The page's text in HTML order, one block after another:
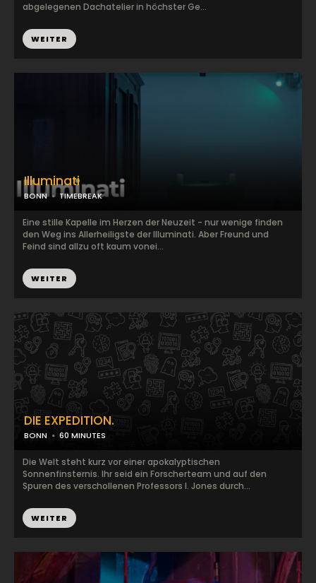
abgelegenen Dachatelier in höchster Ge...
WEITER
DIE EXPEDITION.
BONN 60 MINUTES
Die Welt steht kurz vor einer apokalyptischen
Sonnenfinsternis. Ihr seid ein Forscherteam und auf den
Spuren des verschollenen Professors I. Jones durch...
WEITER
Illuminati
BONN TIMEBREAK
Eine stille Kapelle im Herzen der Neuzeit - nur wenige finden
den Weg ins Allerheiligste der Illuminati. Aber Freund und
Feind sind allzu oft kaum vonei...
WEITER